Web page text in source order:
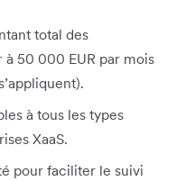
total des
50 000 EUR par mois
à tous les types
XaaS.
pour faciliter le suivi